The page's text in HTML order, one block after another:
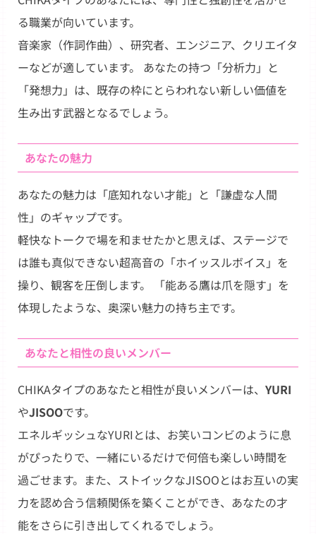
る職業が向いています。
音楽家（作詞作曲）、研究者、エンジニア、クリエイタ
ーなどが適しています。 あなたの持つ「分析力」と
「発想力」は、既存の枠にとらわれない新しい価値を
生み出す武器となるでしょう。
あなたの魅力
あなたの魅力は「底知れない才能」と「謙虚な人間
性」のギャップです。
軽快なトークで場を和ませたかと思えば、ステージで
は誰も真似できない超高音の「ホイッスルボイス」を
操り、観客を圧倒します。 「能ある鷹は爪を隠す」を
体現したような、奥深い魅力の持ち主です。
あなたと相性の良いメンバー
CHIKAタイプのあなたと相性が良いメンバーは、 YURI
やJISOOです。
エネルギッシュなYURIとは、お笑いコンビのように息
がぴったりで、一緒にいるだけで何倍も楽しい時間を
過ごせます。また、ストイックなJISOOとはお互いの実
力を認め合う信頼関係を築くことができ、あなたの才
能をさらに引き出してくれるでしょう。